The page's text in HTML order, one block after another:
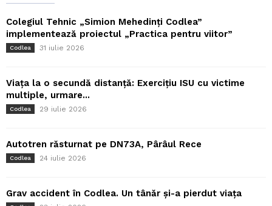
Colegiul Tehnic „Simion Mehedinți Codlea”
implementează proiectul „Practica pentru viitor”
Codlea 31 iulie 2026
Viața la o secundă distanță: Exercițiu ISU cu victime
multiple, urmare...
Codlea 29 iulie 2026
Autotren răsturnat pe DN73A, Pârâul Rece
Codlea 24 iulie 2026
Grav accident în Codlea. Un tânăr și-a pierdut viața